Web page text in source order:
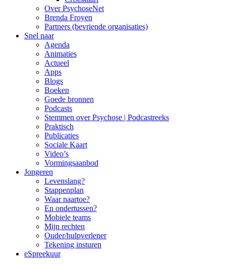
Over PsychoseNet
Brenda Froyen
Partners (bevriende organisaties)
Snel naar
Agenda
Animaties
Actueel
Apps
Blogs
Boeken
Goede bronnen
Podcasts
Stemmen over Psychose | Podcastreeks
Praktisch
Publicaties
Sociale Kaart
Video’s
Vormingsaanbod
Jongeren
Levenslang?
Stappenplan
Waar naartoe?
En ondertussen?
Mobiele teams
Mijn rechten
Ouder/hulpverlener
Tekening insturen
eSpreekuur